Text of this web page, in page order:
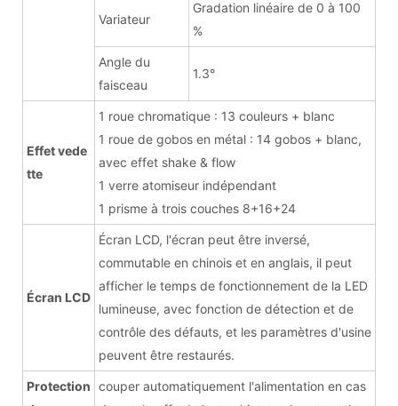
Variateur
Gradation linéaire de 0 à 100
%
Angle du
faisceau
1.3°
Effet vede
tte
1 roue chromatique : 13 couleurs + blanc
1 roue de gobos en métal : 14 gobos + blanc,
avec effet shake & flow
1 verre atomiseur indépendant
1 prisme à trois couches 8+16+24
Écran LCD
Écran LCD, l'écran peut être inversé,
commutable en chinois et en anglais, il peut
afficher le temps de fonctionnement de la LED
lumineuse, avec fonction de détection et de
contrôle des défauts, et les paramètres d'usine
peuvent être restaurés.
Protection couper automatiquement l'alimentation en cas